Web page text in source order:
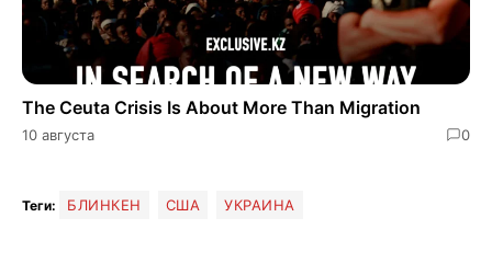
The Ceuta Crisis Is About More Than Migration
10 августа 0
Теги: БЛИНКЕН США УКРАИНА